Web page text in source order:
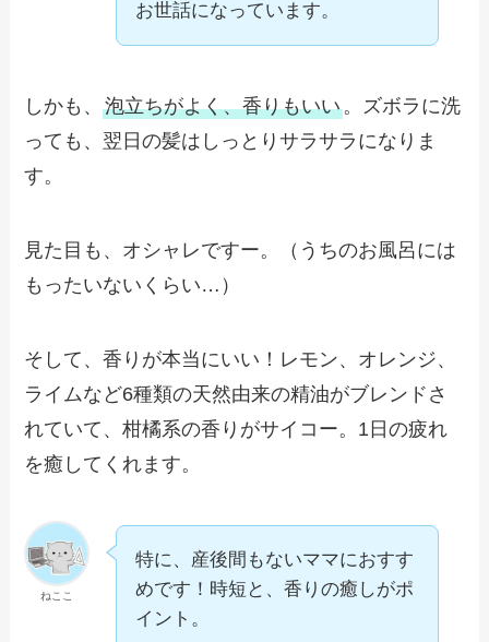
お世話になっています。
しかも、泡立ちがよく、香りもいい。ズボラに洗
っても、翌日の髪はしっとりサラサラになりま
す。
見た目も、オシャレですー。（うちのお風呂には
もったいないくらい…）
そして、香りが本当にいい！レモン、オレンジ、
ライムなど6種類の天然由来の精油がブレンドさ
れていて、柑橘系の香りがサイコー。1日の疲れ
を癒してくれます。
ねここ
特に、産後間もないママにおすす
めです！時短と、香りの癒しがポ
イント。